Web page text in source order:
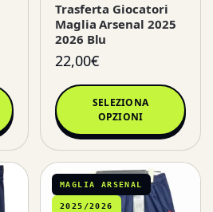
Trasferta Giocatori
Maglia Arsenal 2025
2026 Blu
22,00€
SELEZIONA
OPZIONI
MAGLIA ARSENAL
2025/2026